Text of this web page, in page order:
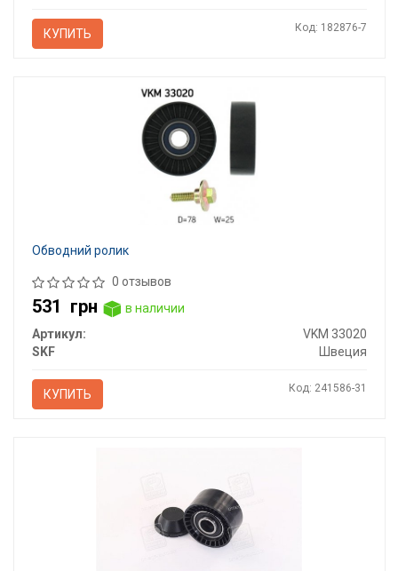
КУПИТЬ Код: 182876-7
Обводний ролик
0 отзывов
531 грн
в наличии
Артикул:
VKM 33020
SKF
Швеция
КУПИТЬ Код: 241586-31